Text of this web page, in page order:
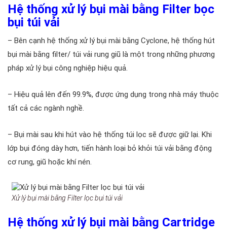
Hệ thống xử lý bụi mài bằng Filter bọc
bụi túi vải
– Bên cạnh hệ thống xử lý bụi mài bằng Cyclone, hệ thống hút
bụi mài bằng filter/ túi vải rung giũ là một trong những phương
pháp xử lý bụi công nghiệp hiệu quả.
– Hiệu quả lên đến 99.9%, được ứng dụng trong nhà máy thuộc
tất cả các ngành nghề.
– Bụi mài sau khi hút vào hệ thống túi lọc sẽ được giữ lại. Khi
lớp bụi đóng dày hơn, tiến hành loại bỏ khỏi túi vải bằng động
cơ rung, giũ hoặc khí nén.
Xử lý bụi mài bằng Filter lọc bụi túi vải
Hệ thống xử lý bụi mài bằng Cartridge